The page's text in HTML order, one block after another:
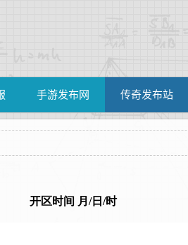
手游发布网 传奇发布站